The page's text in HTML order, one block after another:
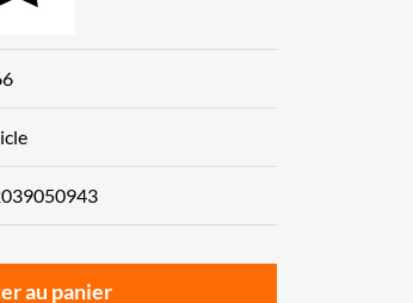
au panier